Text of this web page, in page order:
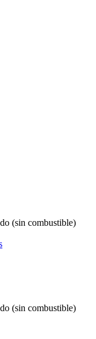
(sin combustible)
(sin combustible)